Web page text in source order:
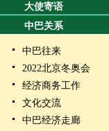
大使寄语
中巴关系
中巴往来
2022北京冬奥会
经济商务工作
文化交流
中巴经济走廊